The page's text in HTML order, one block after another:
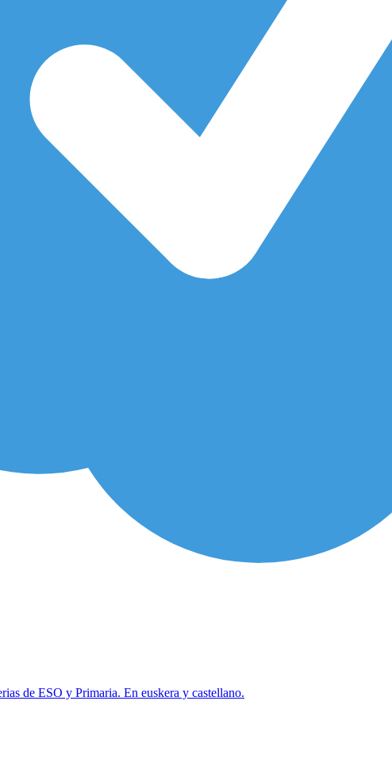
de ESO y Primaria. En euskera y castellano.